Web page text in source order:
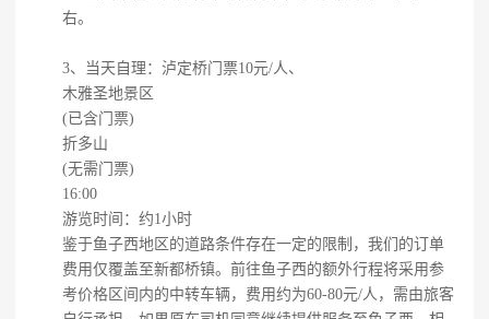
右。
3、当天自理：泸定桥门票10元/人、
木雅圣地景区
(已含门票)
折多山
(无需门票)
16:00
游览时间：约1小时
鉴于鱼子西地区的道路条件存在一定的限制，我们的订单
费用仅覆盖至新都桥镇。前往鱼子西的额外行程将采用参
考价格区间内的中转车辆，费用约为60-80元/人，需由旅客